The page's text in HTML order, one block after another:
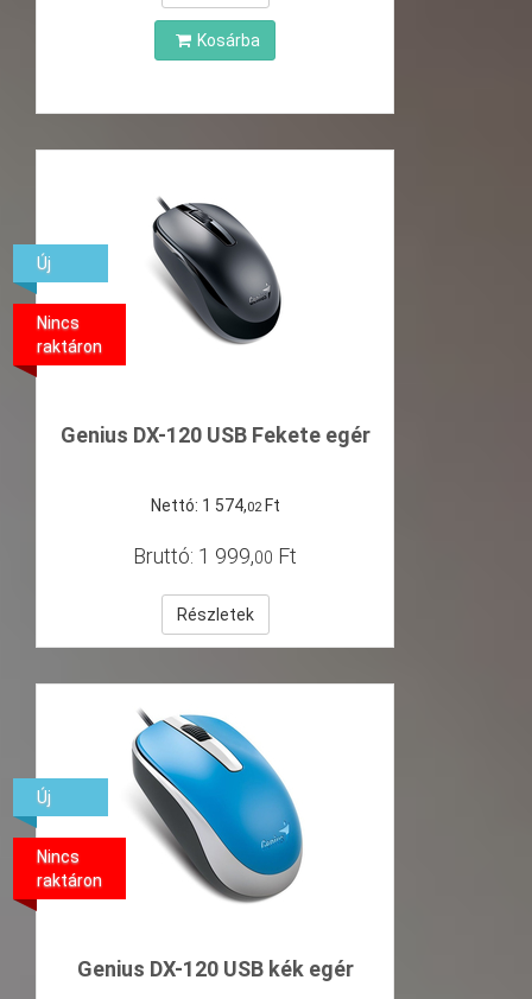
Kosárba
Genius DX-120 USB Fekete egér
Nettó: 1 574,02 Ft
Bruttó: 1 999,00 Ft
Részletek
Új
Nincs
raktáron
Genius DX-120 USB kék egér
Új
Nincs
raktáron